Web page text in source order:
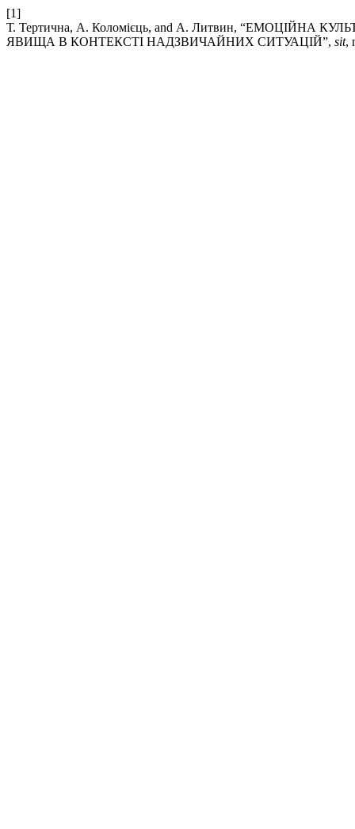
[1]
Т. Тертична, А. Коломієць, and А. Литвин, “ЕМОЦІЙНА
ЯВИЩА В КОНТЕКСТІ НАДЗВИЧАЙНИХ СИТУАЦІЙ”, sit,